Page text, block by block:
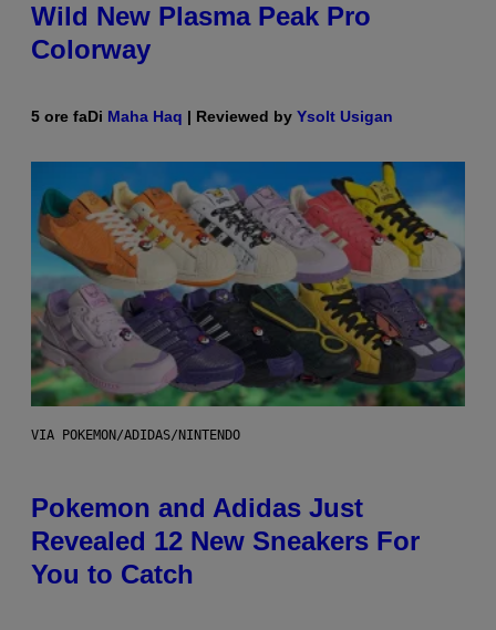
Wild New Plasma Peak Pro
Colorway
5 ore faDi Maha Haq | Reviewed by Ysolt Usigan
VIA POKEMON/ADIDAS/NINTENDO
Pokemon and Adidas Just
Revealed 12 New Sneakers For
You to Catch